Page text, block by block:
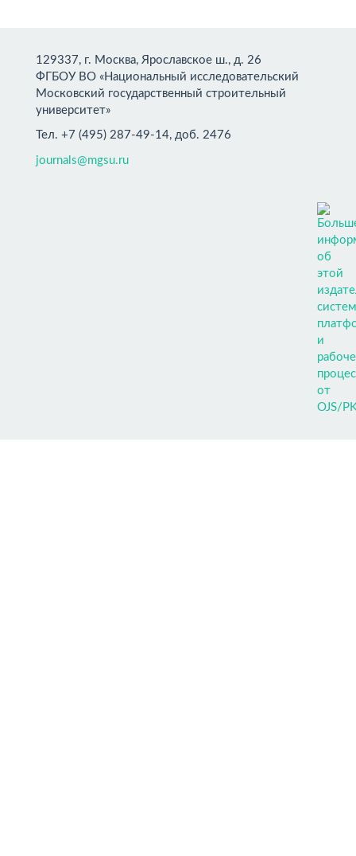
129337, г. Москва, Ярославское ш., д. 26
ФГБОУ ВО «Национальный исследовательский
Московский государственный строительный
университет»
Тел. +7 (495) 287-49-14, доб. 2476
journals@mgsu.ru